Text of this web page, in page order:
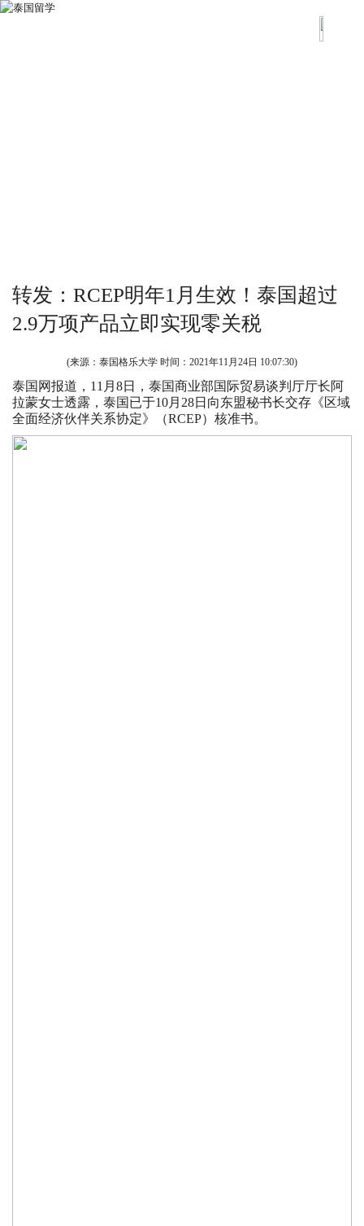
转发：RCEP明年1月生效！泰国超过
2.9万项产品立即实现零关税
(来源：泰国格乐大学 时间： 2021年11月24日 10:07:30)
泰国网报道，11月8日，泰国商业部国际贸易谈判厅厅长阿
拉蒙女士透露，泰国已于10月28日向东盟秘书长交存《区域
全面经济伙伴关系协定》（RCEP）核准书。